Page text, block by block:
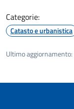
Categorie:
Catasto e urbanistica
Ultimo aggiornamento: